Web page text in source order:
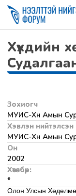
Хүүхдийн
Зохиогч
МУИС-Хүн Амын
Хэвлэн нийтэлсэн
МУИС-Хүн Амын
Он
2002
Хөтөлбөр:
*
Олон Улсын